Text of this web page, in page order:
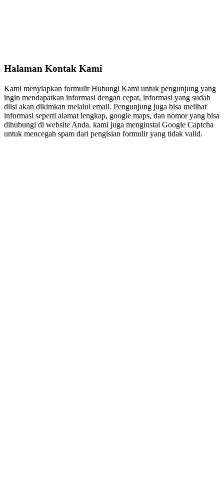
Halaman Kontak Kami
Kami menyiapkan formulir Hubungi Kami untuk pengunjung yang
ingin mendapatkan informasi dengan cepat, informasi yang sudah
diisi akan dikimkan melalui email. Pengunjung juga bisa melihat
informasi seperti alamat lengkap, google maps, dan nomor yang bisa
dihubungi di website Anda. kami juga menginstal Google Captcha
untuk mencegah spam dari pengisian formulir yang tidak valid.